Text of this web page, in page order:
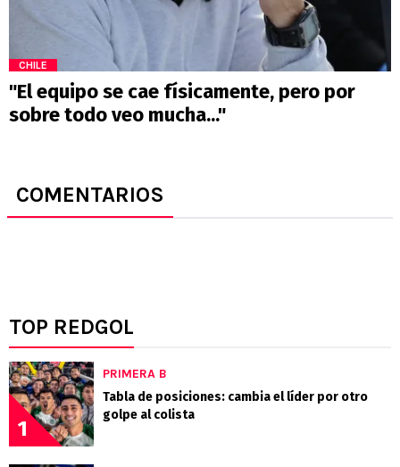
CHILE
"El equipo se cae físicamente, pero por
sobre todo veo mucha..."
COMENTARIOS
TOP REDGOL
1
PRIMERA B
Tabla de posiciones: cambia el líder por otro
golpe al colista